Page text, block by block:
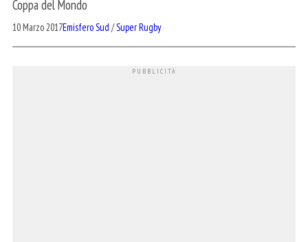
Coppa del Mondo
10 Marzo 2017Emisfero Sud /Super Rugby